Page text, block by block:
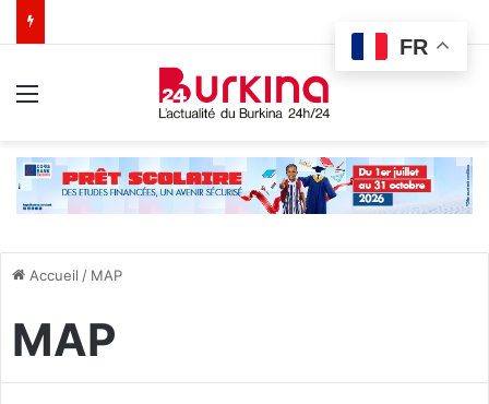
Accueil / MAP
MAP
FR